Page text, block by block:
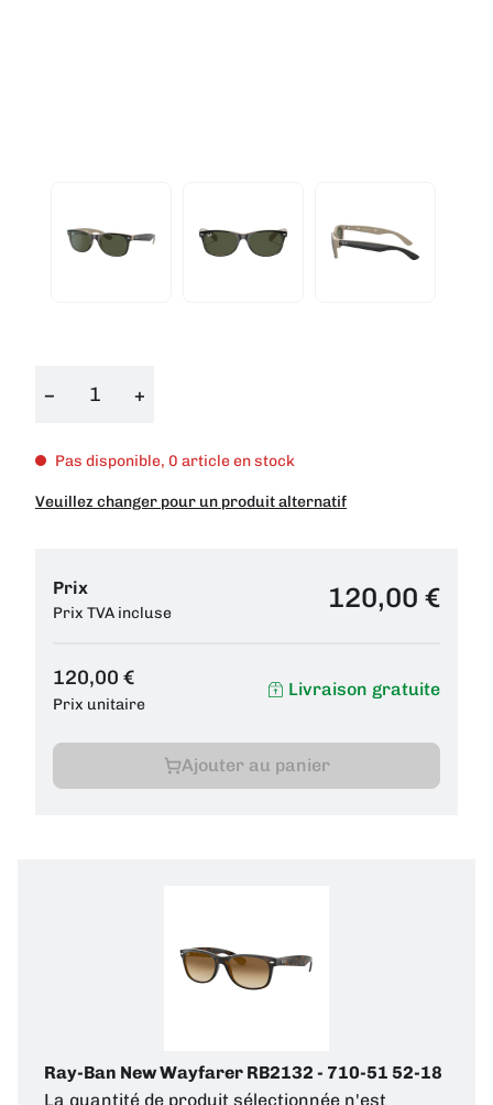
− +
Pas disponible, 0 article en stock
Veuillez changer pour un produit alternatif
Prix
Prix TVA incluse 120,00 €
120,00 €
Prix unitaire
Livraison gratuite
Ajouter au panier
Ray-Ban New Wayfarer RB2132 - 710-51 52-18
La quantité de produit sélectionnée n'est